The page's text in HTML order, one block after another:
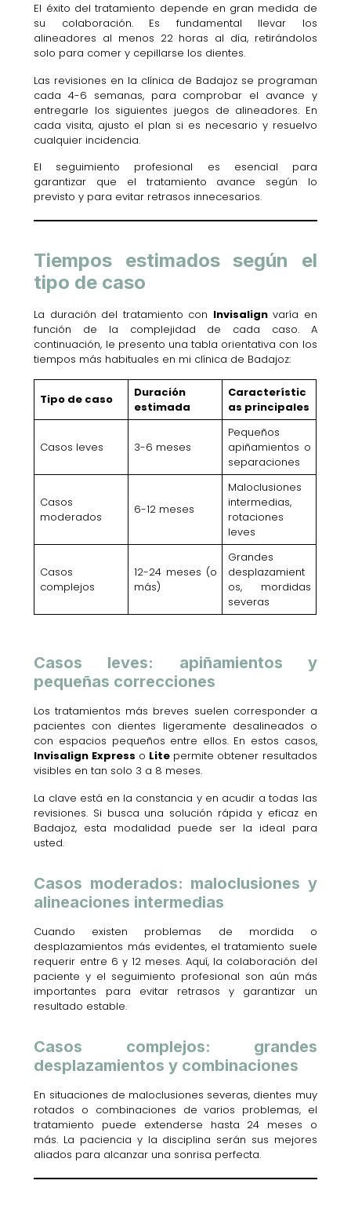
El éxito del tratamiento depende en gran medida de
su colaboración. Es fundamental llevar los
alineadores al menos 22 horas al día, retirándolos
solo para comer y cepillarse los dientes.
Las revisiones en la clínica de Badajoz se programan
cada 4-6 semanas, para comprobar el avance y
entregarle los siguientes juegos de alineadores. En
cada visita, ajusto el plan si es necesario y resuelvo
cualquier incidencia.
El seguimiento profesional es esencial para
garantizar que el tratamiento avance según lo
previsto y para evitar retrasos innecesarios.
Tiempos estimados según el
tipo de caso
La duración del tratamiento con Invisalignvaría en
función de la complejidad de cada caso. A
continuación, le presento una tabla orientativa con los
tiempos más habituales en mi clínica de Badajoz:
Tipo de caso
Duración
estimada
Característic
as principales
Casos leves 3-6 meses
Pequeños
apiñamientos o
separaciones
Casos
moderados
6-12 meses
Maloclusiones
intermedias,
rotaciones
leves
Casos
complejos
12-24 meses (o
más)
Grandes
desplazamient
os, mordidas
severas
Casos leves: apiñamientos y
pequeñas correcciones
Los tratamientos más breves suelen corresponder a
pacientes con dientes ligeramente desalineados o
con espacios pequeños entre ellos. En estos casos,
Invisalign Express o Lite permite obtener resultados
visibles en tan solo 3 a 8 meses.
La clave está en la constancia y en acudir a todas las
revisiones. Si busca una solución rápida y eficaz en
Badajoz, esta modalidad puede ser la ideal para
usted.
Casos moderados: maloclusiones y
alineaciones intermedias
Cuando existen problemas de mordida o
desplazamientos más evidentes, el tratamiento suele
requerir entre 6 y 12 meses. Aquí, la colaboración del
paciente y el seguimiento profesional son aún más
importantes para evitar retrasos y garantizar un
resultado estable.
Casos complejos: grandes
desplazamientos y combinaciones
En situaciones de maloclusiones severas, dientes muy
rotados o combinaciones de varios problemas, el
tratamiento puede extenderse hasta 24 meses o
más. La paciencia y la disciplina serán sus mejores
aliados para alcanzar una sonrisa perfecta.